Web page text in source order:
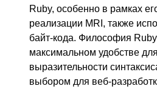
Ruby, особенно в рамках
реализации MRI, также
байт-кода. Философия
максимальном удобстве
выразительности
выбором для веб-